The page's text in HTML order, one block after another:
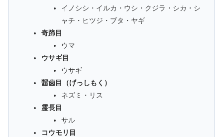
イノシシ・イルカ・ウシ・クジラ・シカ・シ
ャチ・ヒツジ・ブタ・ヤギ
奇蹄目
ウマ
ウサギ目
ウサギ
齧歯目（げっしもく）
ネズミ・リス
霊長目
サル
コウモリ目